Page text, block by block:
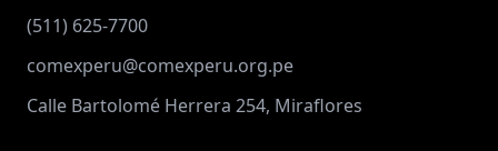
(511) 625-7700
comexperu@comexperu.org.pe
Calle Bartolomé Herrera 254, Miraflores